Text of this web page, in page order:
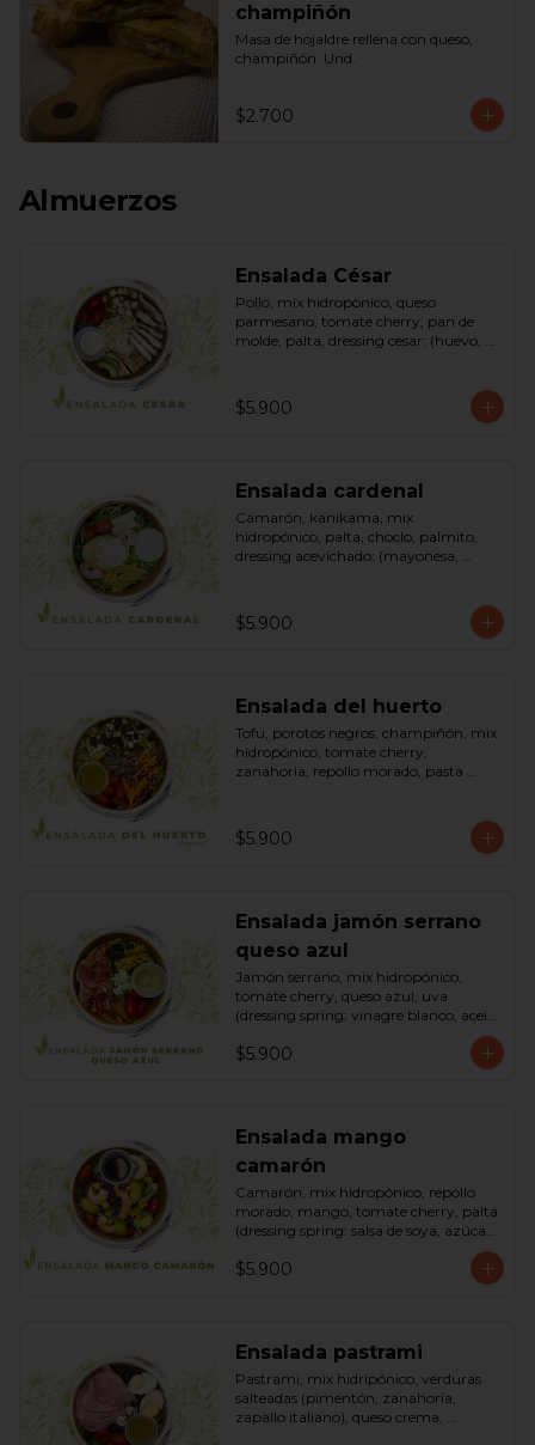
champiñón
Masa de hojaldre rellena con queso,
champiñón. Und.
$2.700
Almuerzos
Ensalada César
Pollo, mix hidropónico, queso
parmesano, tomate cherry, pan de
molde, palta, dressing cesar: (huevo,
$5.900
Ensalada cardenal
Camarón, kanikama, mix
hidropónico, palta, choclo, palmito,
dressing acevichado: (mayonesa,
$5.900
Ensalada del huerto
Tofu, porotos negros, champiñón, mix
hidropónico, tomate cherry,
zanahoria, repollo morado, pasta
dressing: vinagreta, mostaza (vinagre
blanco, mostaza, azúcar). Bowl.
$5.900
Ensalada jamón serrano
queso azul
Jamón serrano, mix hidropónico,
tomate cherry, queso azul, uva
(dressing spring: vinagre blanco, aceite
$5.900
Ensalada mango
camarón
Camarón, mix hidropónico, repollo
morado, mango, tomate cherry, palta
(dressing spring: salsa de soya, azúcar,
$5.900
Ensalada pastrami
Pastrami, mix hidripónico, verduras
salteadas (pimentón, zanahoria,
zapallo italiano), queso crema,